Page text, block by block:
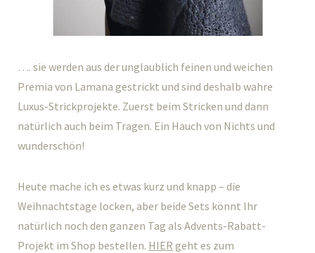
…. sie werden aus der unglaublich feinen und weichen
Premia von Lamana gestrickt und sind deshalb wahre
Luxus-Strickprojekte. Zuerst beim Stricken und dann
natürlich auch beim Tragen. Ein Hauch von Nichts und
wunderschön!
Heute mache ich es etwas kurz und knapp – die
Weihnachtstage locken, aber beide Sets könnt Ihr
natürlich noch den ganzen Tag als Advents-Rabatt-
Projekt im Shop bestellen. HIER geht es zum